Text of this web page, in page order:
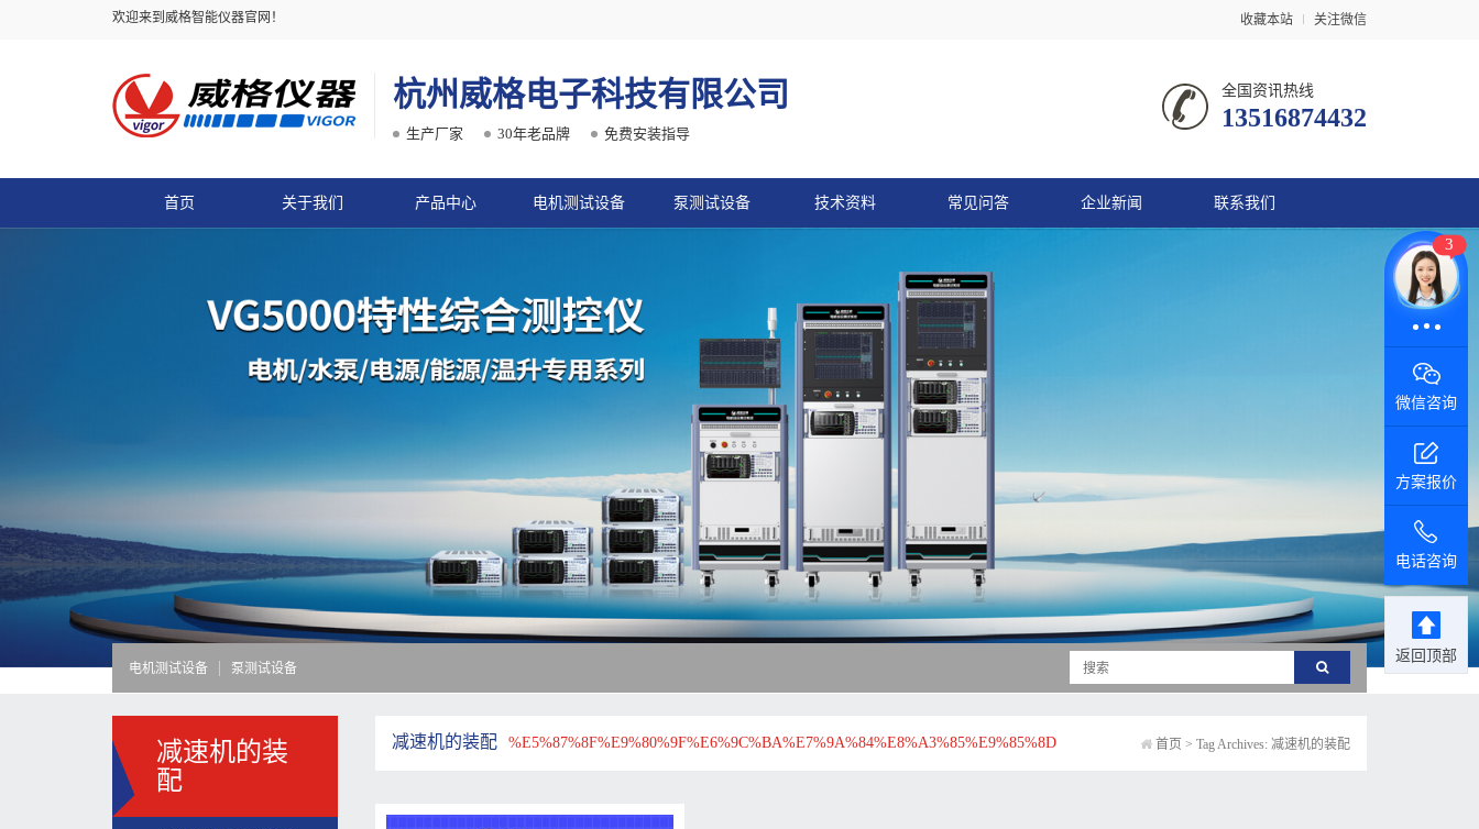
欢迎来到威格智能仪器官网！ 收藏本站 关注微信
杭州威格电子科技有限公司
生产厂家 30年老品牌 免费安装指导
全国资讯热线
13516874432
首页 关于我们 产品中心 电机测试设备 泵测试设备 技术资料 常见问答 企业新闻 联系我们
电机测试设备 泵测试设备
减速机的装
配
减速机的装配 %E5%87%8F%E9%80%9F%E6%9C%BA%E7%9A%84%E8%A3%85%E9%85%8D 首页 > Tag Archives: 减速机的装配
3
在线咨询
微信咨询
方案报价
电话咨询
返回顶部